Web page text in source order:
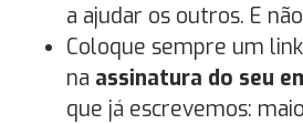
a ajudar os outros. E
Coloque sempre um
na assinatura do seu
que já escrevemos: